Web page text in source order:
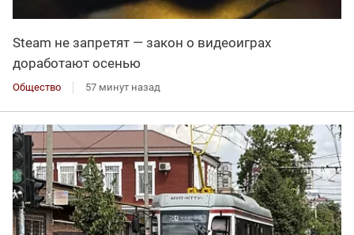
Steam не запретят — закон о видеоиграх
доработают осенью
Общество 57 минут назад